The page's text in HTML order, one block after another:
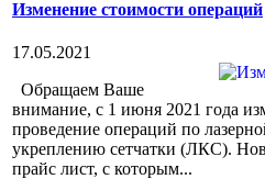
Изменение стоимости операций
17.05.2021
Обращаем Ваше
внимание, с 1 июня 2021 года
проведение операций по
укреплению сетчатки (ЛКС).
прайс лист, с которым...